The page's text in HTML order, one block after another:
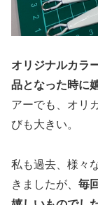
オリジナルカラ
品となった時に
アーでも、オリ
びも大きい。
私も過去、様々
きましたが、 毎